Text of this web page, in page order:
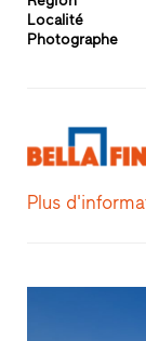
Localité
Photographe
Plus